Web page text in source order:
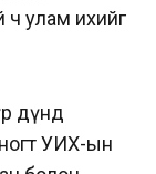
ч улам ихийг
дүнд
УИХ-ын